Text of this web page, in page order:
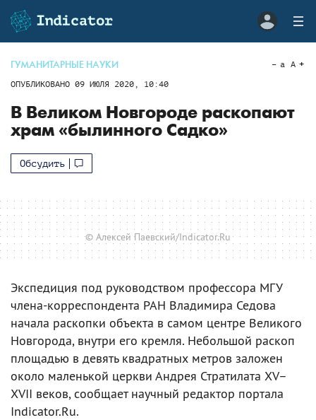
ГУМАНИТАРНЫЕ НАУКИ
ОПУБЛИКОВАНО 09 ИЮЛЯ 2020, 10:40
a A
В Великом Новгороде раскопают
храм «былинного Садко»
Обсудить
© Алексей Паевский/Indicator.Ru
Экспедиция под руководством профессора МГУ
члена-корреспондента РАН Владимира Седова
начала раскопки объекта в самом центре Великого
Новгорода, внутри его кремля. Небольшой раскоп
площадью в девять квадратных метров заложен
около маленькой церкви Андрея Стратилата XV–
XVII веков, сообщает научный редактор портала
Indicator.Ru.